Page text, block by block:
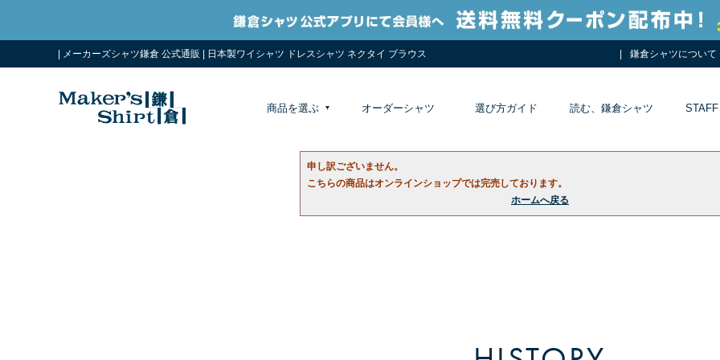
| メーカーズシャツ鎌倉 公式通販 | 日本製ワイシャツ ドレスシャツ ネクタイ ブラウス 鎌倉シャツについて
商品を選ぶ オーダーシャツ 選び方ガイド 読む、鎌倉シャツ
申し訳ございません。
こちらの商品はオンラインショップでは完売しております。
ホームへ戻る